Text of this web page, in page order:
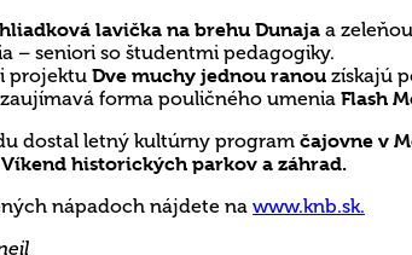
lavička na brehu Dunaja a
– seniori so študentmi pedagogiky.
projektu Dve muchy jednou ranou získajú
forma pouličného umenia Flash
dostal letný kultúrny program čajovne v
historických parkov a záhrad.
nápadoch nájdete na www.knb.sk.